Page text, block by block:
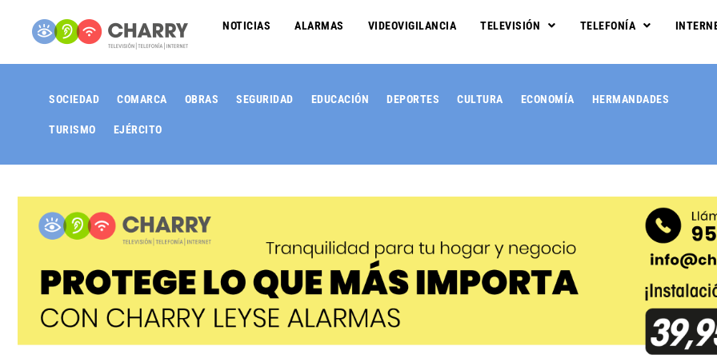
NOTICIAS ALARMAS VIDEOVIGILANCIA TELEVISIÓN TELEFONÍA
SOCIEDAD COMARCA OBRAS SEGURIDAD EDUCACIÓN DEPORTES CULTURA ECONOMÍA HERMANDADES
TURISMO EJÉRCITO